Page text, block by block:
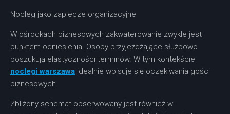
Nocleg jako zaplecze organizacyjne
W ośrodkach biznesowych zakwaterowanie zwykle jest
punktem odniesienia. Osoby przyjeżdżające służbowo
poszukują elastyczności terminów. W tym kontekście
noclegi warszawa idealnie wpisuje się oczekiwania gości
biznesowych.
Zbliżony schemat obserwowany jest również w